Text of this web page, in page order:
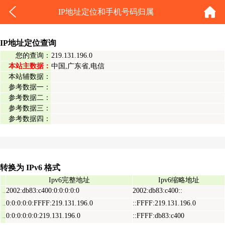
IP地址定位和手机号码归属
IP地址定位查询
您的查询： 219.131.196.0
本站主数据： 中国,广东省,电信
本站辅数据：
参考数据一：
参考数据二：
参考数据三：
参考数据四：
转换为 IPv6 格式
Ipv6完整地址 Ipv6缩略地址
2002:db83:c400:0:0:0:0:0 2002:db83:c400::
0:0:0:0:0:FFFF:219.131.196.0 ::FFFF:219.131.196.0
0:0:0:0:0:0:219.131.196.0 ::FFFF:db83:c400